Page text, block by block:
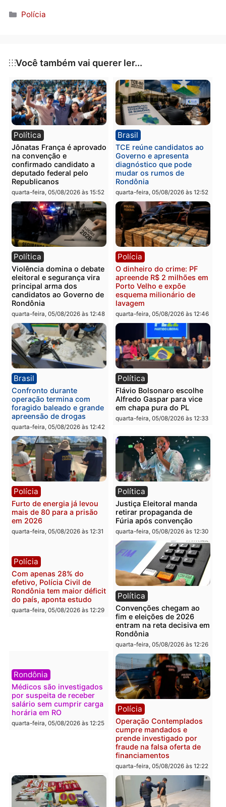
Bueno, onde Márcio era bastante conhecido.
Categorias
Polícia
Você também vai querer ler...
Política
Jônatas França é aprovado
na convenção e
confirmado candidato a
deputado federal pelo
Republicanos
quarta-feira, 05/08/2026 às 15:52
Brasil
TCE reúne candidatos ao
Governo e apresenta
diagnóstico que pode
mudar os rumos de
Rondônia
quarta-feira, 05/08/2026 às
Política
Violência domina o debate
eleitoral e segurança vira
principal arma dos
candidatos ao Governo de
Rondônia
quarta-feira, 05/08/2026 às 12:48
Polícia
O dinheiro do crime: PF
apreende R$ 2 milhões
Porto Velho e expõe
esquema milionário de
lavagem
quarta-feira, 05/08/2026 às
Brasil
Confronto durante
operação termina com
quarta-feira, 05/08/2026 às 12:42
Política
Flávio Bolsonaro escolhe
Alfredo Gaspar para vice
em chapa pura do PL
quarta-feira, 05/08/2026 às
quarta-feira, 05/08/2026 às 12:31
Política
Justiça Eleitoral manda
retirar propaganda de
Fúria após convenção
quarta-feira, 05/08/2026 às
Polícia
Com apenas 28% do
Rondônia tem maior déficit
quarta-feira, 05/08/2026 às 12:29
Política
Convenções chegam ao
fim e eleições de 2026
entram na reta decisiva
Rondônia
quarta-feira, 05/08/2026 às